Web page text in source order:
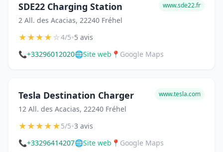
SDE22 Charging Station
2 All. des Acacias, 22240 Fréhel
www.sde22.fr
★★★★☆4/5•5 avis
📞+33296012020🌐Site web 📍 Google Maps
Tesla Destination Charger
12 All. des Acacias, 22240 Fréhel
www.tesla.com
★★★★★5/5•3 avis
📞+33296414207🌐Site web 📍 Google Maps